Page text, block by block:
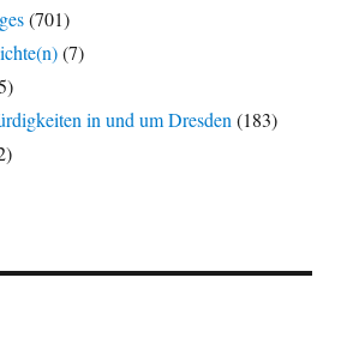
(701)
(7)
in und um Dresden(183)